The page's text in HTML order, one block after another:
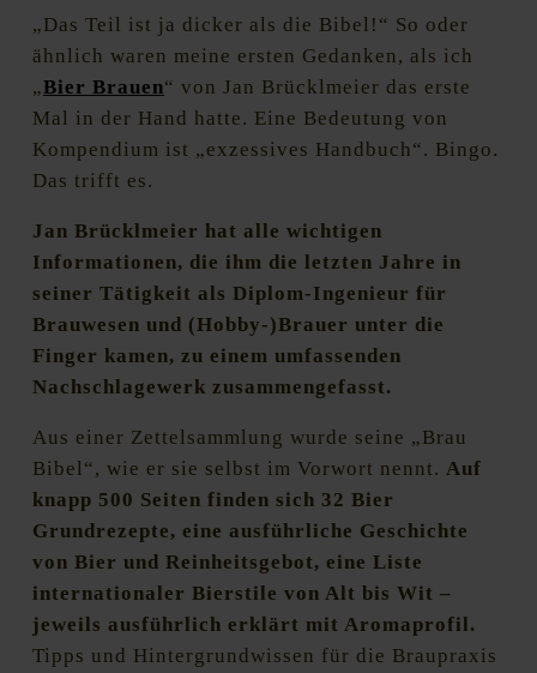
„Das Teil ist ja dicker als die Bibel!“ So oder
ähnlich waren meine ersten Gedanken, als ich
„Bier Brauen“ von Jan Brücklmeier das erste
Mal in der Hand hatte. Eine Bedeutung von
Kompendium ist „exzessives Handbuch“. Bingo.
Das trifft es.
Jan Brücklmeier hat alle wichtigen
Informationen, die ihm die letzten Jahre in
seiner Tätigkeit als Diplom-Ingenieur für
Brauwesen und (Hobby-)Brauer unter die
Finger kamen, zu einem umfassenden
Nachschlagewerk zusammengefasst.
Aus einer Zettelsammlung wurde seine „Brau
Bibel“, wie er sie selbst im Vorwort nennt. Auf
knapp 500 Seiten finden sich 32 Bier
Grundrezepte, eine ausführliche Geschichte
von Bier und Reinheitsgebot, eine Liste
internationaler Bierstile von Alt bis Wit –
jeweils ausführlich erklärt mit Aromaprofil.
Tipps und Hintergrundwissen für die Braupraxis